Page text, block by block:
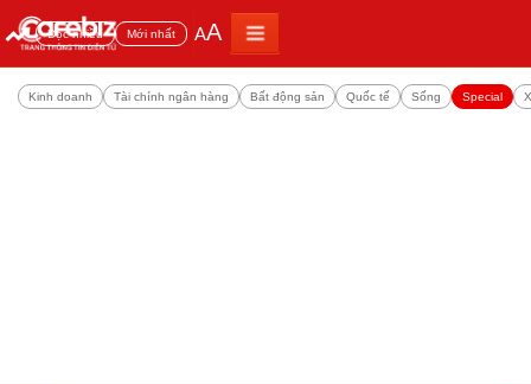
Đọc nhiều Mới nhất AA
Kinh doanh Tài chính ngân hàng Bất động sản Quốc tế Sống Special